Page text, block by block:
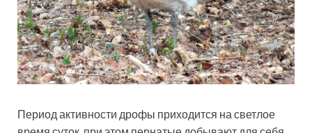
Период активности дрофы приходится на светлое